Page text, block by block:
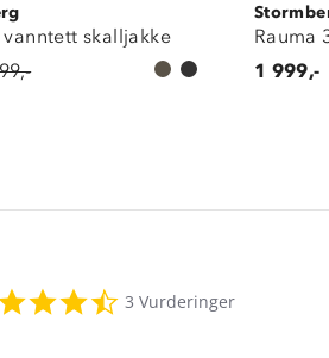
skalljakke
Rauma
1 999,-
star
3 Vurderinger